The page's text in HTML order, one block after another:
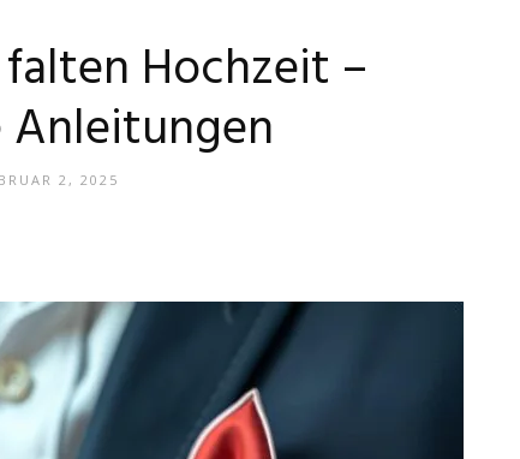
Dein
Hochzeit –
Anleitungen
2, 2025